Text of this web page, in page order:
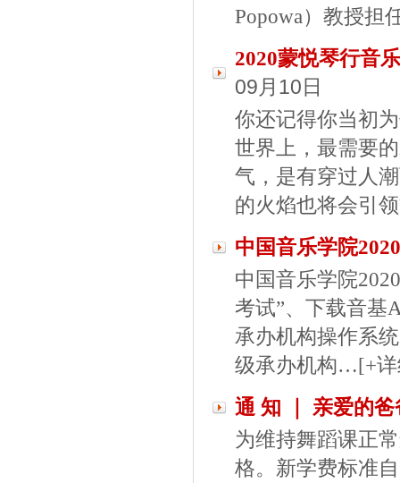
Popowa）教授担
2020蒙悦琴行音
09月10日
你还记得你当初
世界上，最需要
气，是有穿过人
的火焰也将会引
中国音乐学院
中国音乐学院
考试”、下载音基
承办机构操作系
级承办机构…[+
通 知 ｜ 亲爱的
为维持舞蹈课正
格。新学费标准